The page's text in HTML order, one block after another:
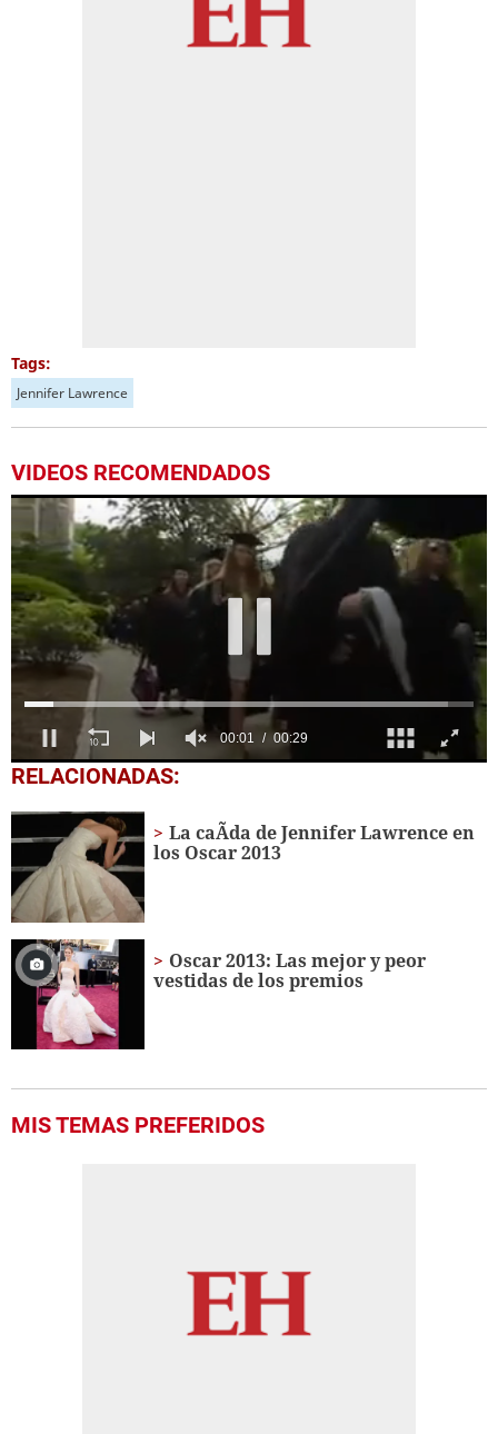
Tags:
Jennifer Lawrence
VIDEOS RECOMENDADOS
0
seconds
seconds
RELACIONADAS:
La caÃ­da de Jennifer Lawrence en
los Oscar 2013
Oscar 2013: Las mejor y peor
vestidas de los premios
MIS TEMAS PREFERIDOS